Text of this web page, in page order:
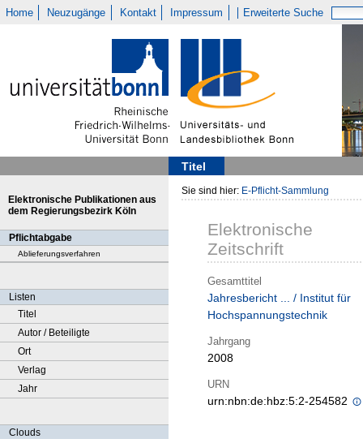
Home Neuzugänge Kontakt Impressum Erweiterte Suche
Titel
Elektronische Publikationen aus
dem Regierungsbezirk Köln
Pflichtabgabe
Ablieferungsverfahren
Listen
Titel
Autor / Beteiligte
Ort
Verlag
Jahr
Clouds
Sie sind hier: E-Pflicht-Sammlung
Elektronische
Zeitschrift
Gesamttitel
Jahresbericht ... / Institut für
Hochspannungstechnik
Jahrgang
2008
URN
urn:nbn:de:hbz:5:2-254582